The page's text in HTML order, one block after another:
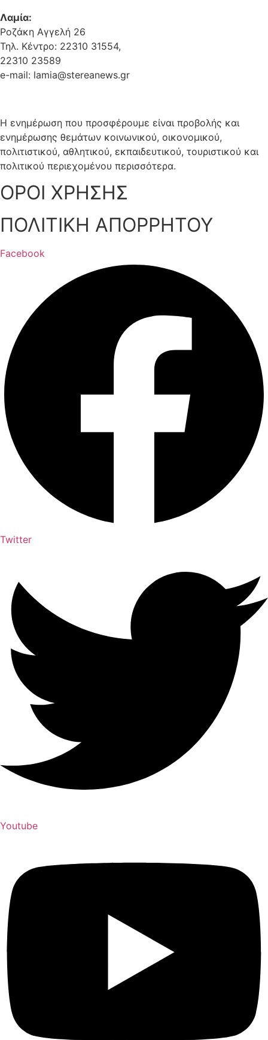
Λαμία:
Ροζάκη Αγγελή 26
Τηλ. Κέντρο: 22310 31554,
22310 23589
e-mail: lamia@stereanews.gr
Η ενημέρωση που προσφέρουμε είναι προβολής και
ενημέρωσης θεμάτων κοινωνικού, οικονομικού,
πολιτιστικού, αθλητικού, εκπαιδευτικού, τουριστικού και
πολιτικού περιεχομένου περισσότερα.
ΟΡΟΙ ΧΡΗΣΗΣ
ΠΟΛΙΤΙΚΗ ΑΠΟΡΡΗΤΟΥ
Facebook
Twitter
Youtube